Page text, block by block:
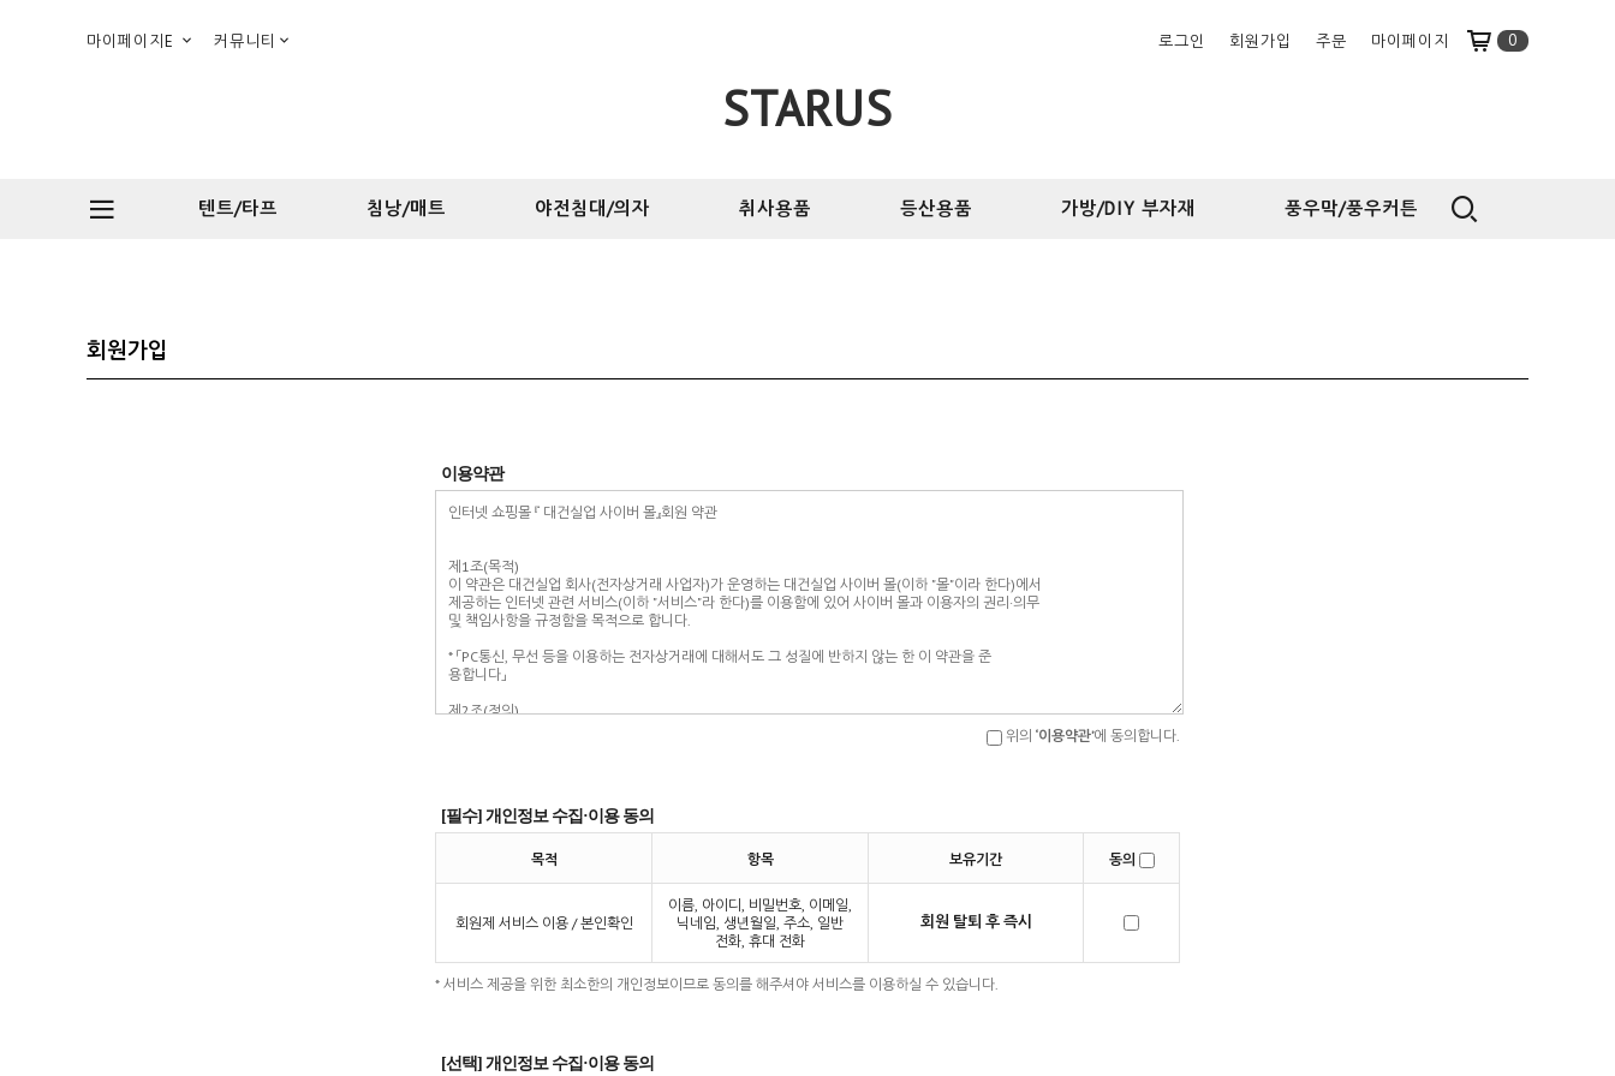
마이페이지E 커뮤니티 로그인 회원가입 주문 마이페이지 0
STARUS
텐트/타프 침낭/매트 야전침대/의자 취사용품 등산용품 가방/DIY 부자재 풍우막/풍우커튼
회원가입
이용약관
위의 ‘이용약관’에 동의합니다.
[필수] 개인정보 수집·이용 동의
목적 항목 보유기간 동의
회원제 서비스 이용 / 본인확인
이름, 아이디, 비밀번호, 이메일,
닉네임, 생년월일, 주소, 일반
전화, 휴대 전화
회원 탈퇴 후 즉시
* 서비스 제공을 위한 최소한의 개인정보이므로 동의를 해주셔야 서비스를 이용하실 수 있습니다.
[선택] 개인정보 수집·이용 동의